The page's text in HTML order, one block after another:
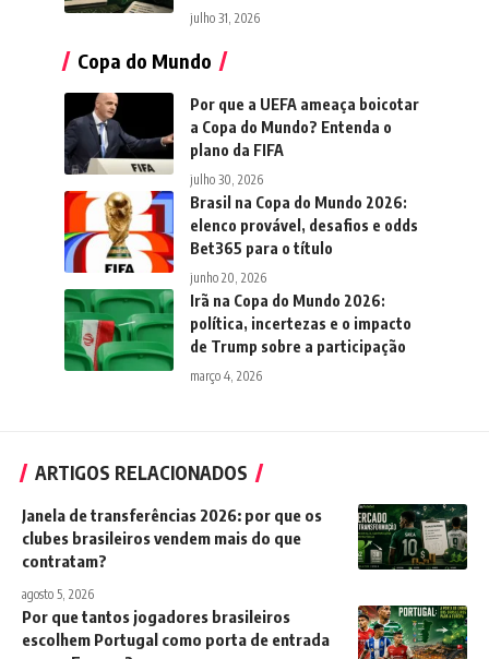
julho 31, 2026
Copa do Mundo
Por que a UEFA ameaça boicotar
a Copa do Mundo? Entenda o
plano da FIFA
julho 30, 2026
Brasil na Copa do Mundo 2026:
elenco provável, desafios e odds
Bet365 para o título
junho 20, 2026
Irã na Copa do Mundo 2026:
política, incertezas e o impacto
de Trump sobre a participação
março 4, 2026
ARTIGOS RELACIONADOS
Janela de transferências 2026: por que os
clubes brasileiros vendem mais do que
contratam?
agosto 5, 2026
Por que tantos jogadores brasileiros
escolhem Portugal como porta de entrada